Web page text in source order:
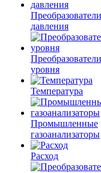
Преобразователи
давления
Преобразователи
уровня
Температура
Промышленные
газоанализаторы
Расход